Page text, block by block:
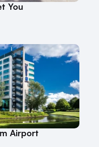
You
Airport